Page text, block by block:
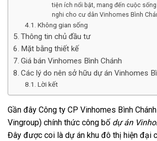
tiện ích nổi bật, mang đến cuộc
nghi cho cư dân Vinhomes Bình
Không gian sống
Thông tin chủ đầu tư
Mặt bằng thiết kế
Giá bán Vinhomes Bình Chánh
Các lý do nên sở hữu dự án Vinhomes
Lời kết
Gần đây Công ty CP Vinhomes Bình
Vingroup) chính thức công bố dự án
Đây được coi là dự án khu đô thị hiện đại